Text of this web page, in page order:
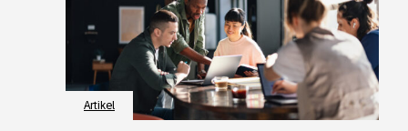
Artikel